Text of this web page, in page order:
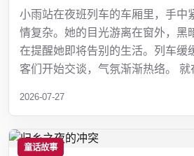
小雨站在夜班列车的车厢里，手中
情复杂。她的目光游离在窗外，黑
在提醒她即将告别的生活。列车缓
客们开始交谈，气氛渐渐热络。 就
2026-07-27
童话故事